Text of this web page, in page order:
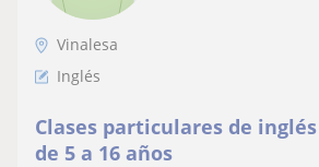
Vinalesa
Inglés
Clases particulares de
de 5 a 16 años